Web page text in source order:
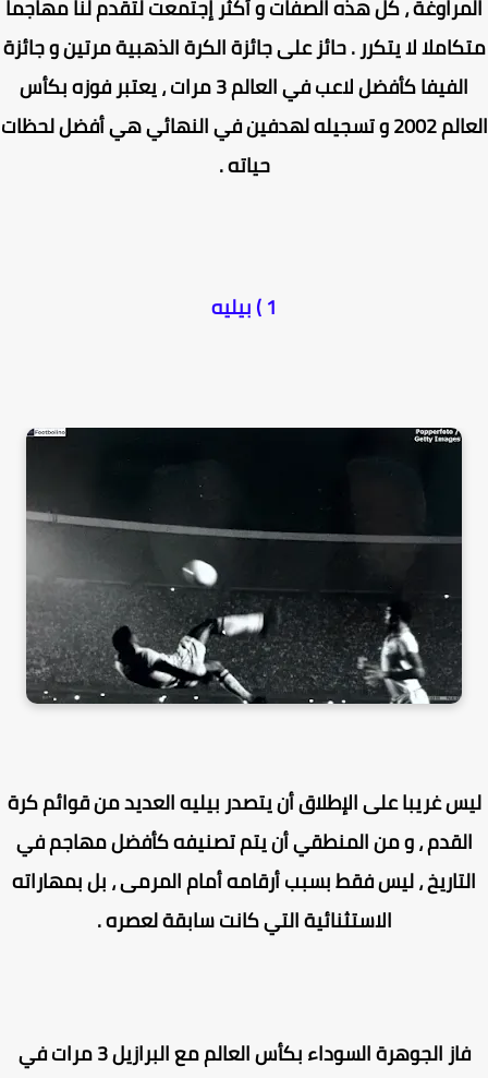
، كل هذه الصفات و أكثر إجتمعت لتقدم لنا مهاجما
لا يتكرر . حائز على جائزة الكرة الذهبية مرتين و جائزة
الفيفا كأفضل لاعب في العالم 3 مرات ، يعتبر فوزه بكأس
العالم 2002 و تسجيله لهدفين في النهائي هي أفضل لحظات
حياته .
غريبا على الإطلاق أن يتصدر بيليه العديد من قوائم كرة
، و من المنطقي أن يتم تصنيفه كأفضل مهاجم في
، ليس فقط بسبب أرقامه أمام المرمى ، بل بمهاراته
الاستثنائية التي كانت سابقة لعصره .
فاز الجوهرة السوداء بكأس العالم مع البرازيل 3 مرات في